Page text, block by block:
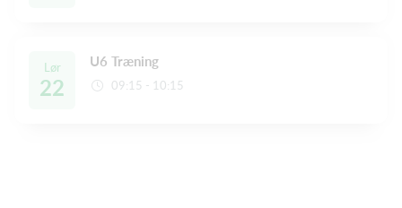
Lør
22
U6 Træning
09:15 - 10:15